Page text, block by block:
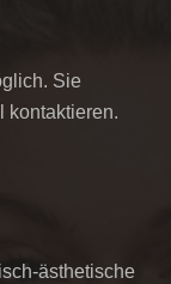
Sie
kontaktieren.
ästhetische